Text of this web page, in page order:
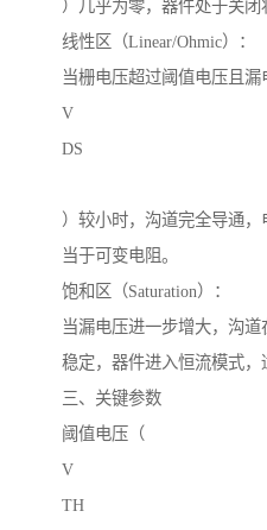
）几乎为零，器件处于关闭
线性区（Linear/Ohmic）：
当栅电压超过阈值电压且漏
V
DS
）较小时，沟道完全导通
当于可变电阻。
饱和区（Saturation）：
当漏电压进一步增大，沟
稳定，器件进入恒流模式，
三、关键参数
阈值电压（
V
TH